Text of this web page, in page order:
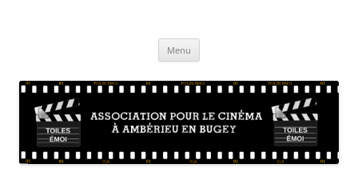
sa région
Menu